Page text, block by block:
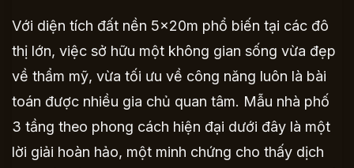
Với diện tích đất nền 5x20m phổ biến tại các đô
thị lớn, việc sở hữu một không gian sống vừa đẹp
về thẩm mỹ, vừa tối ưu về công năng luôn là bài
toán được nhiều gia chủ quan tâm. Mẫu nhà phố
3 tầng theo phong cách hiện đại dưới đây là một
lời giải hoàn hảo, một minh chứng cho thấy dịch